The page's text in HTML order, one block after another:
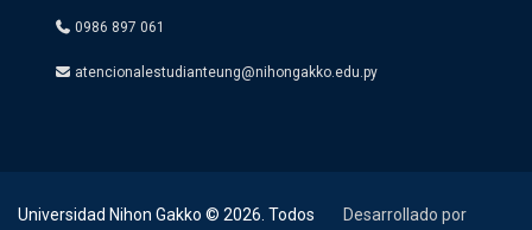
0986 897 061
atencionalestudianteung@nihongakko.edu.py
Universidad Nihon Gakko © 2026. Todos
Desarrollado por